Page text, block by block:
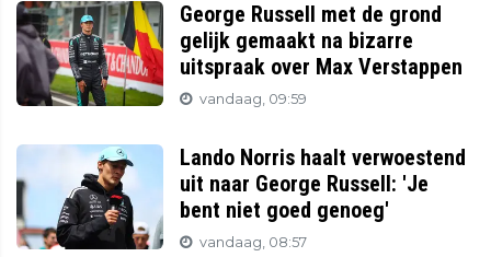
George Russell met de grond
gelijk gemaakt na bizarre
uitspraak over Max Verstappen
vandaag, 09:59
Lando Norris haalt verwoestend
uit naar George Russell: 'Je
bent niet goed genoeg'
vandaag, 08:57